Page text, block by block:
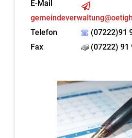
E-Mail
Telefon
(07222)91
Fax
(07222) 91